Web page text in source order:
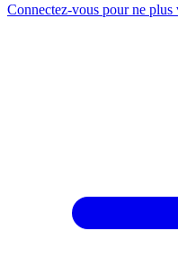
Connectez-vous pour ne plus